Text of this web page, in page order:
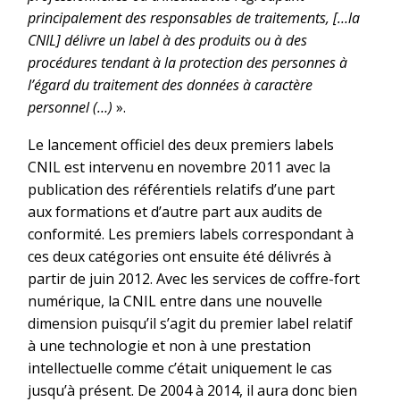
principalement des responsables de traitements, […la
CNIL] délivre un label à des produits ou à des
procédures tendant à la protection des personnes à
l’égard du traitement des données à caractère
personnel (…) ».
Le lancement officiel des deux premiers labels
CNIL est intervenu en novembre 2011 avec la
publication des référentiels relatifs d’une part
aux formations et d’autre part aux audits de
conformité. Les premiers labels correspondant à
ces deux catégories ont ensuite été délivrés à
partir de juin 2012. Avec les services de coffre-fort
numérique, la CNIL entre dans une nouvelle
dimension puisqu’il s’agit du premier label relatif
à une technologie et non à une prestation
intellectuelle comme c’était uniquement le cas
jusqu’à présent. De 2004 à 2014, il aura donc bien